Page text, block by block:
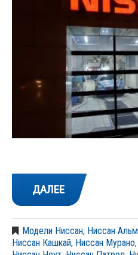
ДАЛЕЕ
Модели Ниссан, Ниссан
Ниссан Кашкай, Ниссан Мурано,